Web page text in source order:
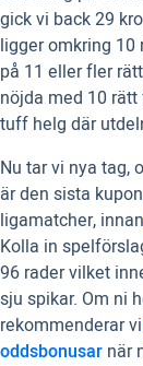
gick vi back 29
ligger omkring 10
på 11 eller fler
nöjda med 10
tuff helg där
Nu tar vi nya tag,
är den sista
ligamatcher, innan
Kolla in
96 rader vilket
sju spikar. Om ni
rekommenderar vi
oddsbonusar när